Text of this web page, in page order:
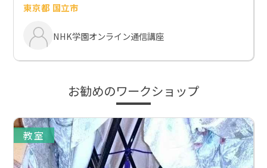
東京都 国立市
NHK学園オンライン通信講座
お勧めのワークショップ
教室